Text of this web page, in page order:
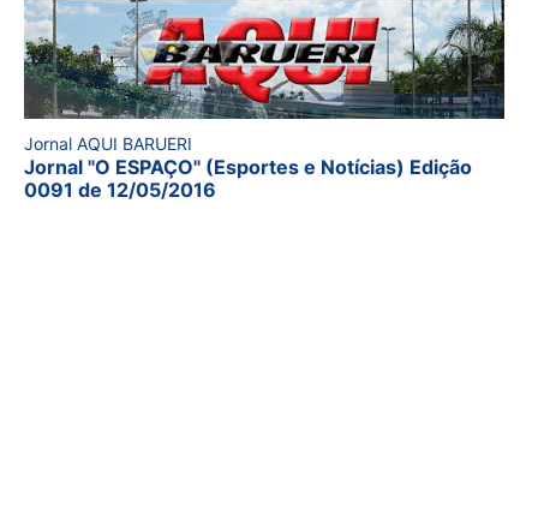
Jornal AQUI BARUERI
Jornal "O ESPAÇO" (Esportes e Notícias) Edição
0091 de 12/05/2016